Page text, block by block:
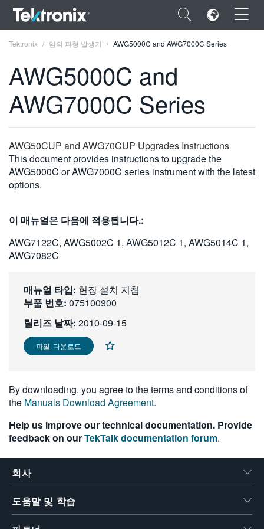
×
ENGLISH
DEUTSCH
한국어
Tektronix 임의 파형 발생기 AWG5000C and AWG7000C Series
AWG5000C and
AWG7000C Series
AWG50CUP and AWG70CUP Upgrades Instructions
This document provides instructions to upgrade the
AWG5000C or AWG7000C series instrument with the latest
options.
이 매뉴얼은 다음에 적용됩니다.:
AWG7122C, AWG5002C 1, AWG5012C 1, AWG5014C 1,
AWG7082C
매뉴얼 타입: 현장 설치 지침
부품 번호: 075100900
릴리즈 날짜: 2010-09-15
파일 다운로드
By downloading, you agree to the terms and conditions of
the Manuals Download Agreement.
Help us improve our technical documentation. Provide
feedback on ourTekTalk documentation forum.
회사
도움말 및 학습